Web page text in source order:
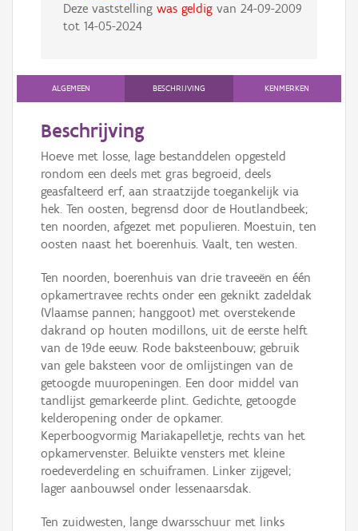
Deze vaststelling was geldigvan 24-09-2009
tot 14-05-2024
ALGEMEEN BESCHRIJVING KENMERKEN
Beschrijving
Hoeve met losse, lage bestanddelen opgesteld
rondom een deels met gras begroeid, deels
geasfalteerd erf, aan straatzijde toegankelijk via
hek. Ten oosten, begrensd door de Houtlandbeek;
ten noorden, afgezet met populieren. Moestuin, ten
oosten naast het boerenhuis. Vaalt, ten westen.
Ten noorden, boerenhuis van drie traveeën en één
opkamertravee rechts onder een geknikt zadeldak
(Vlaamse pannen; hanggoot) met overstekende
dakrand op houten modillons, uit de eerste helft
van de 19de eeuw. Rode baksteenbouw; gebruik
van gele baksteen voor de omlijstingen van de
getoogde muuropeningen. Een door middel van
tandlijst gemarkeerde plint. Gedichte, getoogde
kelderopening onder de opkamer.
Keperboogvormig Mariakapelletje, rechts van het
opkamervenster. Beluikte vensters met kleine
roedeverdeling en schuiframen. Linker zijgevel;
lager aanbouwsel onder lessenaarsdak.
Ten zuidwesten, lange dwarsschuur met links